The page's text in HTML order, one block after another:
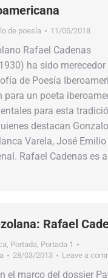
de poesía 11/05/2018
Rafael Cadenas
ha sido merecedor
de Poesía
para un poeta
para esta
destacan
Varela, José
Rafael Cadenas es
Rafael
, Portada, Portada 1
28/03/2013 Leave a
el marco del dossier